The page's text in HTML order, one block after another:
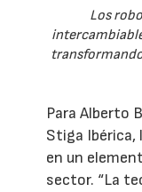
Los
Para Alberto
Stiga
en un
sector. “La